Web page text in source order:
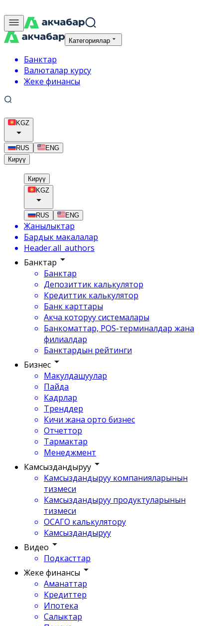
Категориялар
Банктар
Валюталар курсу
Жеке финансы
KGZ
RUS
ENG
Кирүү
Кирүү
KGZ
RUS ENG
Жанылыктар
Бардык макалалар
Header.all_authors
Банктар
Банктар
Депозиттик калькулятор
Кредиттик калькулятор
Банк карттары
Акча которуу системалары
Банкоматтар, POS-терминалдар жана
филиалдар
Банктардын рейтинги
Бизнес
Макулдашуулар
Пайда
Кадрлар
Тренддер
Кичи жана орто бизнес
Отчеттор
Тармактар
Менеджмент
Камсыздандыруу
Камсыздандыруу компанияларынын
тизмеси
Камсыздандыруу продуктуларынын
тизмеси
ОСАГО калькулятору
Камсыздандыруу
Видео
Подкасттар
Жеке финансы
Аманаттар
Кредиттер
Ипотека
Салыктар